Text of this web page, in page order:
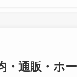
・通販・ホ